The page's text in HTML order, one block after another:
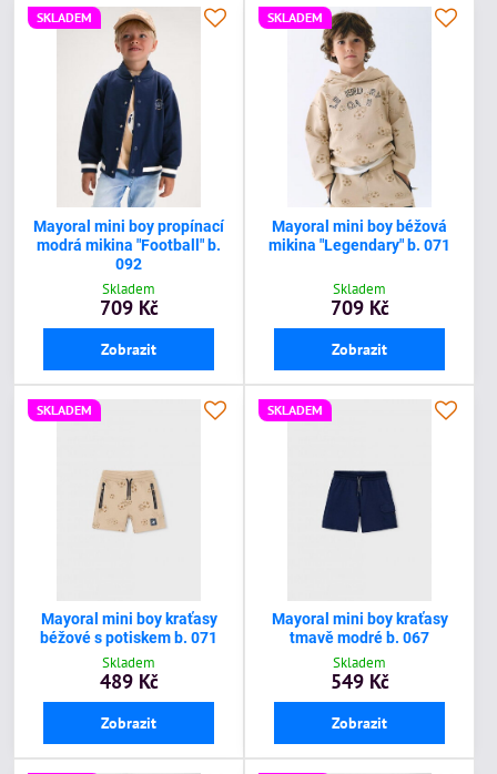
SKLADEM
Mayoral mini boy propínací
modrá mikina "Football" b.
092
Skladem
709 Kč
Zobrazit
SKLADEM
Mayoral mini boy béžová
mikina "Legendary" b. 071
Skladem
709 Kč
Zobrazit
SKLADEM
Mayoral mini boy kraťasy
béžové s potiskem b. 071
Skladem
489 Kč
Zobrazit
SKLADEM
Mayoral mini boy kraťasy
tmavě modré b. 067
Skladem
549 Kč
Zobrazit